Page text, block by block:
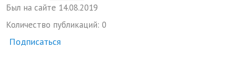
Был на сайте 14.08.2019
Количество публикаций: 0
Подписаться